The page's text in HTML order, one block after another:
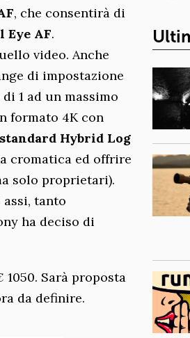
, che consentirà di
Eye AF.
video. Anche
di impostazione
1 ad un massimo
formato 4K con
standard Hybrid Log
cromatica ed offrire
solo proprietari).
assi, tanto
ha deciso di
Sarà proposta
da definire.